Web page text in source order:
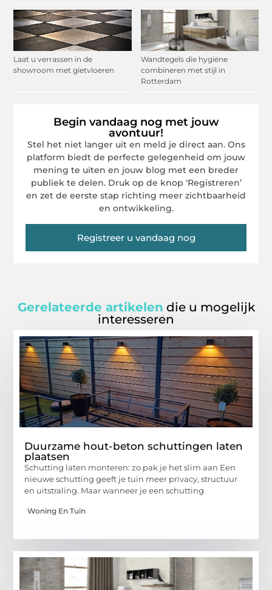
Laat u verrassen in de
showroom met gietvloeren
Wandtegels die hygiëne
combineren met stijl in
Rotterdam
Begin vandaag nog met jouw
avontuur!
Stel het niet langer uit en meld je direct aan. Ons
platform biedt de perfecte gelegenheid om jouw
mening te uiten en jouw blog met een breder
publiek te delen. Druk op de knop ‘Registreren’
en zet de eerste stap richting meer zichtbaarheid
en ontwikkeling.
Registreer u vandaag nog
Gerelateerde artikelen die u mogelijk
interesseren
Duurzame hout-beton schuttingen laten
plaatsen
Schutting laten monteren: zo pak je het slim aan Een
nieuwe schutting geeft je tuin meer privacy, structuur
en uitstraling. Maar wanneer je een schutting
Woning En Tuin